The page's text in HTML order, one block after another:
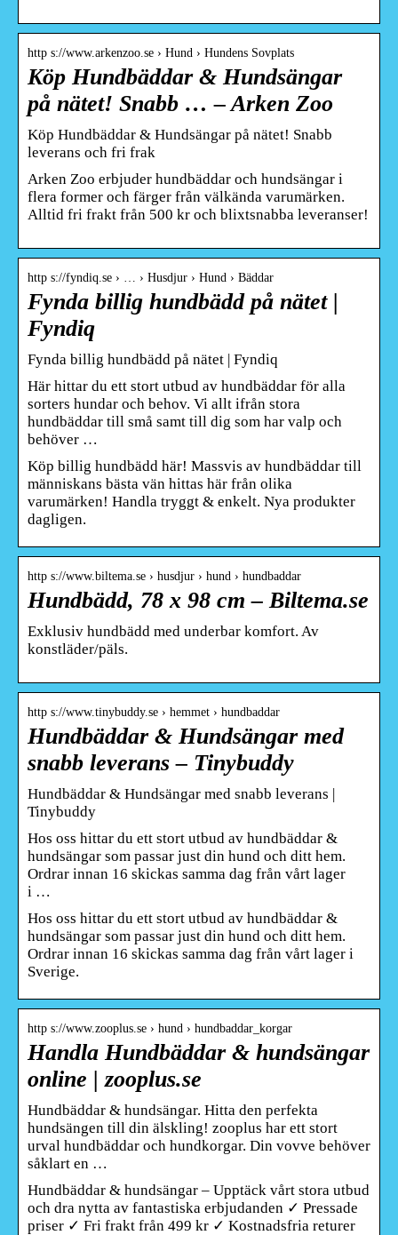
http s://www.arkenzoo.se › Hund › Hundens Sovplats
Köp Hundbäddar & Hundsängar
på nätet! Snabb … – Arken Zoo
Köp Hundbäddar & Hundsängar på nätet! Snabb
leverans och fri frak
Arken Zoo erbjuder hundbäddar och hundsängar i
flera former och färger från välkända varumärken.
Alltid fri frakt från 500 kr och blixtsnabba leveranser!
http s://fyndiq.se › … › Husdjur › Hund › Bäddar
Fynda billig hundbädd på nätet |
Fyndiq
Fynda billig hundbädd på nätet | Fyndiq
Här hittar du ett stort utbud av hundbäddar för alla
sorters hundar och behov. Vi allt ifrån stora
hundbäddar till små samt till dig som har valp och
behöver …
Köp billig hundbädd här! Massvis av hundbäddar till
människans bästa vän hittas här från olika
varumärken! Handla tryggt & enkelt. Nya produkter
dagligen.
http s://www.biltema.se › husdjur › hund › hundbaddar
Hundbädd, 78 x 98 cm – Biltema.se
Exklusiv hundbädd med underbar komfort. Av
konstläder/päls.
http s://www.tinybuddy.se › hemmet › hundbaddar
Hundbäddar & Hundsängar med
snabb leverans – Tinybuddy
Hundbäddar & Hundsängar med snabb leverans |
Tinybuddy
Hos oss hittar du ett stort utbud av hundbäddar &
hundsängar som passar just din hund och ditt hem.
Ordrar innan 16 skickas samma dag från vårt lager
i …
Hos oss hittar du ett stort utbud av hundbäddar &
hundsängar som passar just din hund och ditt hem.
Ordrar innan 16 skickas samma dag från vårt lager i
Sverige.
http s://www.zooplus.se › hund › hundbaddar_korgar
Handla Hundbäddar & hundsängar
online | zooplus.se
Hundbäddar & hundsängar. Hitta den perfekta
hundsängen till din älskling! zooplus har ett stort
urval hundbäddar och hundkorgar. Din vovve behöver
såklart en …
Hundbäddar & hundsängar – Upptäck vårt stora utbud
och dra nytta av fantastiska erbjudanden ✓ Pressade
priser ✓ Fri frakt från 499 kr ✓ Kostnadsfria returer